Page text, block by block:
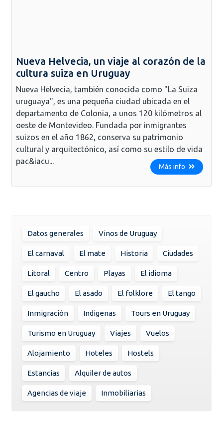
Nueva Helvecia, un viaje al corazón de la
cultura suiza en Uruguay
Nueva Helvecia, también conocida como "La Suiza
uruguaya", es una pequeña ciudad ubicada en el
departamento de Colonia, a unos 120 kilómetros al
oeste de Montevideo. Fundada por inmigrantes
suizos en el año 1862, conserva su patrimonio
cultural y arquitectónico, así como su estilo de vida
pac&iacu...
Más info
Datos generales Vinos de Uruguay
El carnaval El mate Historia Ciudades
Litoral Centro Playas El idioma
El gaucho El asado El folklore El tango
Inmigración Indigenas Tours en Uruguay
Turismo en Uruguay Viajes Vuelos
Alojamiento Hoteles Hostels
Estancias Alquiler de autos
Agencias de viaje Inmobiliarias